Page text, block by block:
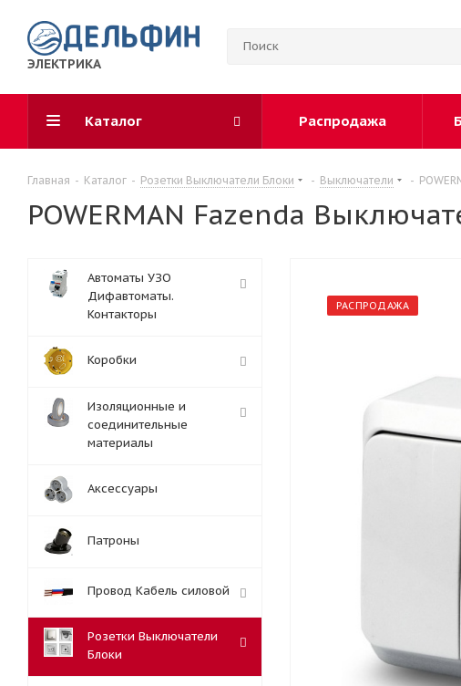
ЭЛЕКТРИКА
Каталог Распродажа
Главная - Каталог - Розетки Выключатели Блоки - Выключатели -
POWERMAN Fazenda
РАСПРОДАЖА
Автоматы УЗО
Дифавтоматы.
Контакторы
Коробки
Изоляционные и
соединительные
материалы
Аксессуары
Патроны
Провод Кабель силовой
Розетки Выключатели
Блоки